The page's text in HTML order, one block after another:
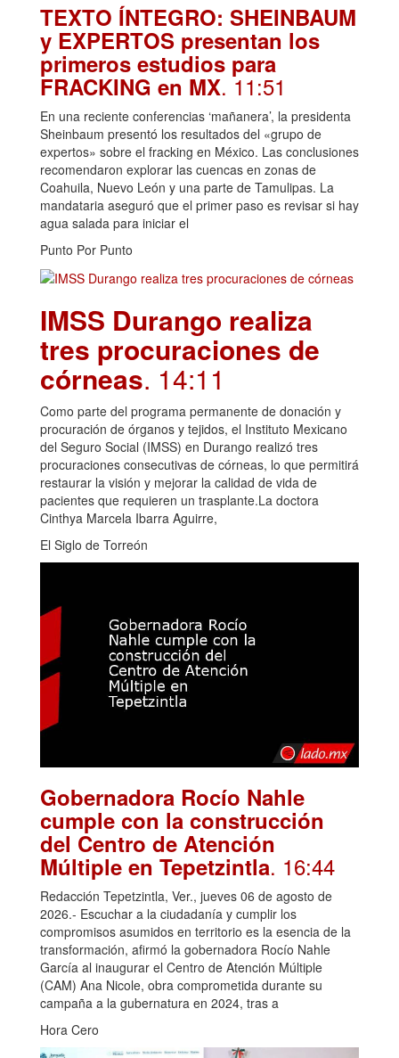
TEXTO ÍNTEGRO: SHEINBAUM
y EXPERTOS presentan los
primeros estudios para
FRACKING en MX. 11:51
En una reciente conferencias ‘mañanera’, la presidenta
Sheinbaum presentó los resultados del «grupo de
expertos» sobre el fracking en México. Las conclusiones
recomendaron explorar las cuencas en zonas de
Coahuila, Nuevo León y una parte de Tamulipas. La
mandataria aseguró que el primer paso es revisar si hay
agua salada para iniciar el
Punto Por Punto
IMSS Durango realiza
tres procuraciones de
córneas. 14:11
Como parte del programa permanente de donación y
procuración de órganos y tejidos, el Instituto Mexicano
del Seguro Social (IMSS) en Durango realizó tres
procuraciones consecutivas de córneas, lo que permitirá
restaurar la visión y mejorar la calidad de vida de
pacientes que requieren un trasplante.La doctora
Cinthya Marcela Ibarra Aguirre,
El Siglo de Torreón
Gobernadora Rocío Nahle
cumple con la construcción
del Centro de Atención
Múltiple en Tepetzintla. 16:44
Redacción Tepetzintla, Ver., jueves 06 de agosto de
2026.- Escuchar a la ciudadanía y cumplir los
compromisos asumidos en territorio es la esencia de la
transformación, afirmó la gobernadora Rocío Nahle
García al inaugurar el Centro de Atención Múltiple
(CAM) Ana Nicole, obra comprometida durante su
campaña a la gubernatura en 2024, tras a
Hora Cero